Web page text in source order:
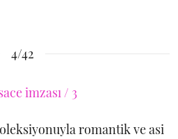
4/42
romantik ve asi